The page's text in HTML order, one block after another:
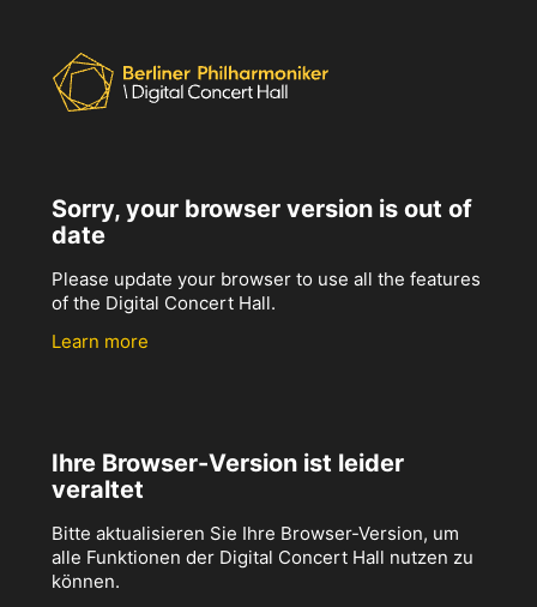
Sorry, your browser version is out of
date
Please update your browser to use all the features
of the Digital Concert Hall.
Learn more
Ihre Browser-Version ist leider
veraltet
Bitte aktualisieren Sie Ihre Browser-Version, um
alle Funktionen der Digital Concert Hall nutzen zu
können.